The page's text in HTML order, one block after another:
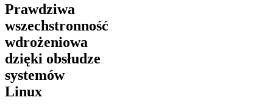
Prawdziwa
wszechstronność
wdrożeniowa
dzięki obsłudze
systemów
Linux